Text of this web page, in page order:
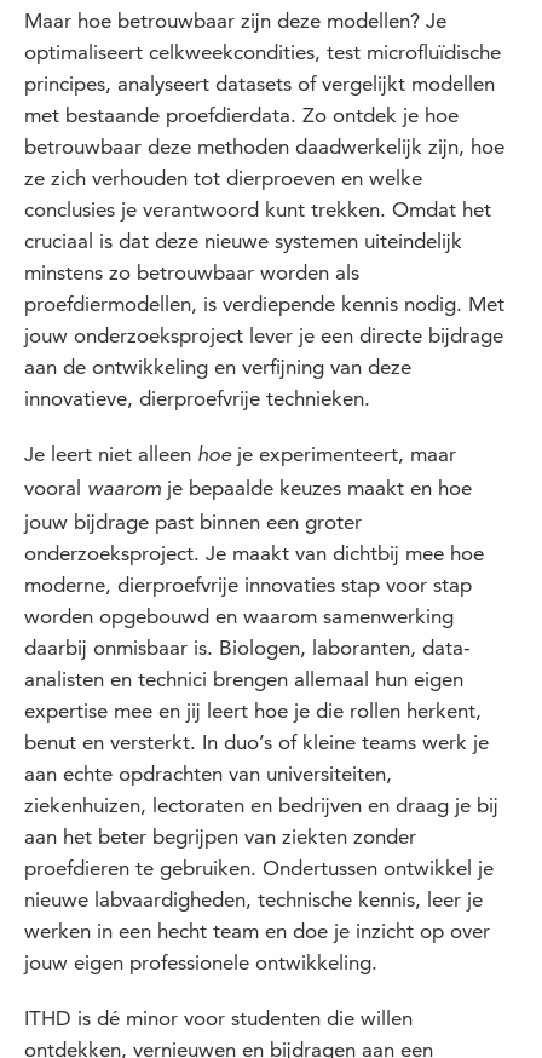
Maar hoe betrouwbaar zijn deze modellen? Je
optimaliseert celkweekcondities, test microfluïdische
principes, analyseert datasets of vergelijkt modellen
met bestaande proefdierdata. Zo ontdek je hoe
betrouwbaar deze methoden daadwerkelijk zijn, hoe
ze zich verhouden tot dierproeven en welke
conclusies je verantwoord kunt trekken. Omdat het
cruciaal is dat deze nieuwe systemen uiteindelijk
minstens zo betrouwbaar worden als
proefdiermodellen, is verdiepende kennis nodig. Met
jouw onderzoeksproject lever je een directe bijdrage
aan de ontwikkeling en verfijning van deze
innovatieve, dierproefvrije technieken.
Je leert niet alleen hoeje experimenteert, maar
vooral
waarom je bepaalde keuzes maakt en hoe
jouw bijdrage past binnen een groter
onderzoeksproject. Je maakt van dichtbij mee hoe
moderne, dierproefvrije innovaties stap voor stap
worden opgebouwd en waarom samenwerking
daarbij onmisbaar is. Biologen, laboranten, data-
analisten en technici brengen allemaal hun eigen
expertise mee en jij leert hoe je die rollen herkent,
benut en versterkt. In duo’s of kleine teams werk je
aan echte opdrachten van universiteiten,
ziekenhuizen, lectoraten en bedrijven en draag je bij
aan het beter begrijpen van ziekten zonder
proefdieren te gebruiken. Ondertussen ontwikkel je
nieuwe labvaardigheden, technische kennis, leer je
werken in een hecht team en doe je inzicht op over
jouw eigen professionele ontwikkeling.
ITHD is dé minor voor studenten die willen
ontdekken, vernieuwen en bijdragen aan een